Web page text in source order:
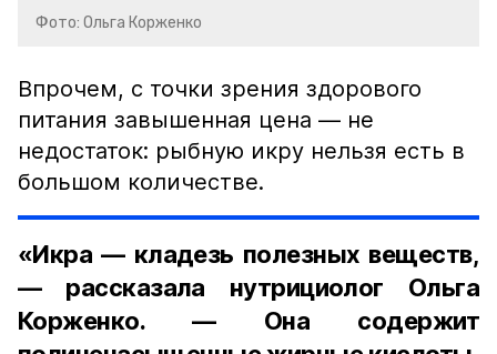
Фото: Ольга Корженко
Впрочем, с точки зрения здорового
питания завышенная цена — не
недостаток: рыбную икру нельзя есть в
большом количестве.
«Икра — кладезь полезных веществ,
— рассказала нутрициолог Ольга
Корженко. — Она содержит